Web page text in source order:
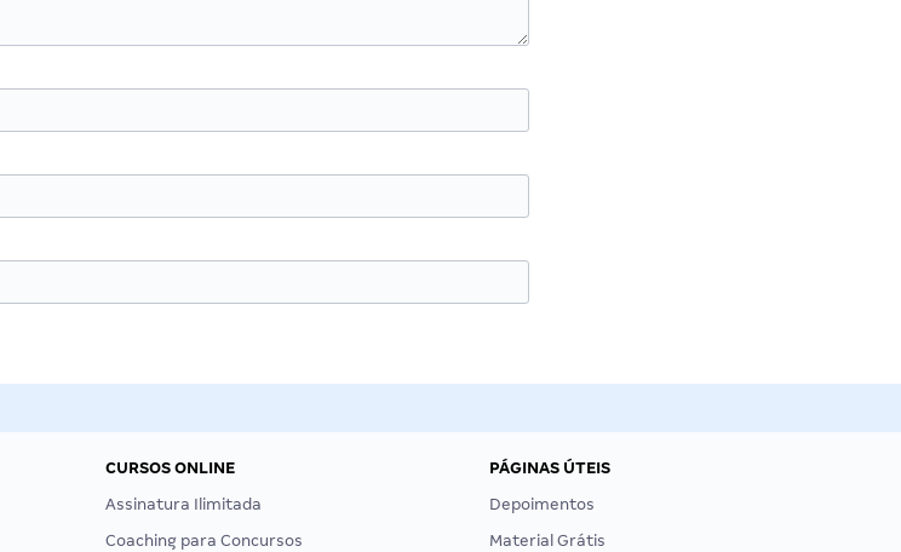
CURSOS ONLINE
Assinatura Ilimitada
Coaching para Concursos
PÁGINAS ÚTEIS
Depoimentos
Material Grátis